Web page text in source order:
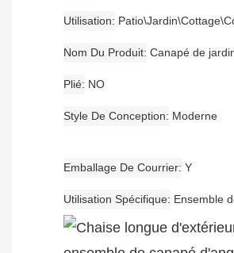
Utilisation
Nom Du Produit Canapé de
Plié NO
Style De Conception Moderne
Emballage De Courrier Y
Utilisation Spécifique Ensemble